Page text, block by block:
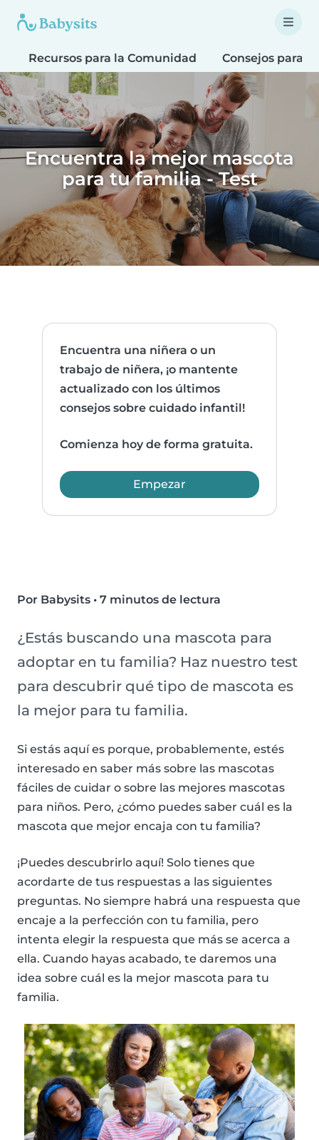
Recursos para la Comunidad Consejos para
Encuentra la mejor mascota
para tu familia - Test
Encuentra una niñera o un
trabajo de niñera, ¡o mantente
actualizado con los últimos
consejos sobre cuidado infantil!
Comienza hoy de forma gratuita.
Empezar
Por Babysits • 7 minutos de lectura
¿Estás buscando una mascota para
adoptar en tu familia? Haz nuestro test
para descubrir qué tipo de mascota es
la mejor para tu familia.
Si estás aquí es porque, probablemente, estés
interesado en saber más sobre las mascotas
fáciles de cuidar o sobre las mejores mascotas
para niños. Pero, ¿cómo puedes saber cuál es la
mascota que mejor encaja con tu familia?
¡Puedes descubrirlo aquí! Solo tienes que
acordarte de tus respuestas a las siguientes
preguntas. No siempre habrá una respuesta que
encaje a la perfección con tu familia, pero
intenta elegir la respuesta que más se acerca a
ella. Cuando hayas acabado, te daremos una
idea sobre cuál es la mejor mascota para tu
familia.